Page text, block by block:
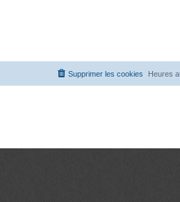
Heures
Supprimer les cookies